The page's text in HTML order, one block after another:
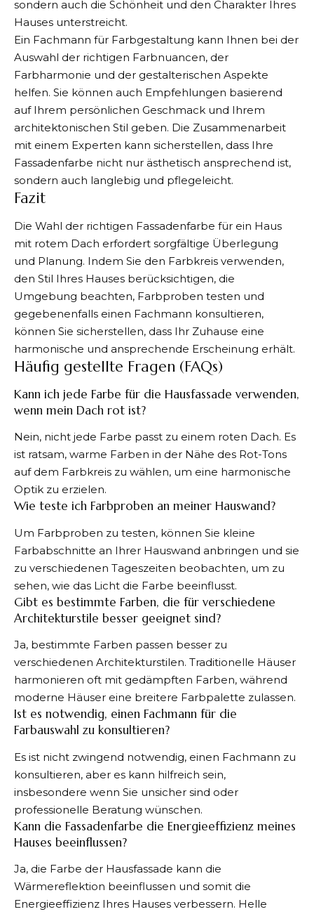
sondern auch die Schönheit und den Charakter Ihres
Hauses unterstreicht.
Ein Fachmann für Farbgestaltung kann Ihnen bei der
Auswahl der richtigen Farbnuancen, der
Farbharmonie und der gestalterischen Aspekte
helfen. Sie können auch Empfehlungen basierend
auf Ihrem persönlichen Geschmack und Ihrem
architektonischen Stil geben. Die Zusammenarbeit
mit einem Experten kann sicherstellen, dass Ihre
Fassadenfarbe nicht nur ästhetisch ansprechend ist,
sondern auch langlebig und pflegeleicht.
Fazit
Die Wahl der richtigen Fassadenfarbe für ein Haus
mit rotem Dach erfordert sorgfältige Überlegung
und Planung. Indem Sie den Farbkreis verwenden,
den Stil Ihres Hauses berücksichtigen, die
Umgebung beachten, Farbproben testen und
gegebenenfalls einen Fachmann konsultieren,
können Sie sicherstellen, dass Ihr Zuhause eine
harmonische und ansprechende Erscheinung erhält.
Häufig gestellte Fragen (FAQs)
Kann ich jede Farbe für die Hausfassade verwenden,
wenn mein Dach rot ist?
Nein, nicht jede Farbe passt zu einem roten Dach. Es
ist ratsam, warme Farben in der Nähe des Rot-Tons
auf dem Farbkreis zu wählen, um eine harmonische
Optik zu erzielen.
Wie teste ich Farbproben an meiner Hauswand?
Um Farbproben zu testen, können Sie kleine
Farbabschnitte an Ihrer Hauswand anbringen und sie
zu verschiedenen Tageszeiten beobachten, um zu
sehen, wie das Licht die Farbe beeinflusst.
Gibt es bestimmte Farben, die für verschiedene
Architekturstile besser geeignet sind?
Ja, bestimmte Farben passen besser zu
verschiedenen Architekturstilen. Traditionelle Häuser
harmonieren oft mit gedämpften Farben, während
moderne Häuser eine breitere Farbpalette zulassen.
Ist es notwendig, einen Fachmann für die
Farbauswahl zu konsultieren?
Es ist nicht zwingend notwendig, einen Fachmann zu
konsultieren, aber es kann hilfreich sein,
insbesondere wenn Sie unsicher sind oder
professionelle Beratung wünschen.
Kann die Fassadenfarbe die Energieeffizienz meines
Hauses beeinflussen?
Ja, die Farbe der Hausfassade kann die
Wärmereflektion beeinflussen und somit die
Energieeffizienz Ihres Hauses verbessern. Helle